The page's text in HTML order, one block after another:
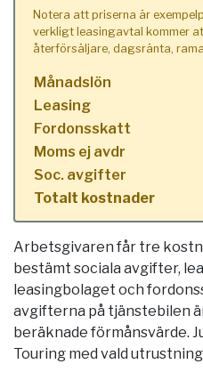
Notera att priserna är
verkligt leasingavtal kommer
återförsäljare, dagsränta,
Månadslön
Leasing
Fordonsskatt
Moms ej avdr
Soc. avgifter
Totalt kostnader
Arbetsgivaren får tre
bestämt sociala avgifter,
leasingbolaget och
avgifterna på tjänstebilen
beräknade förmånsvärde.
Touring med vald